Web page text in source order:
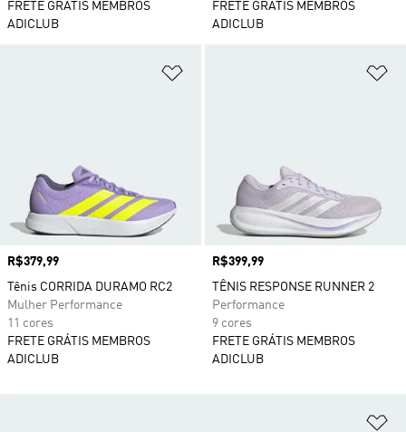
FRETE GRÁTIS MEMBROS
ADICLUB
FRETE GRÁTIS MEMBROS
ADICLUB
Preço
R$379,99
Tênis CORRIDA DURAMO RC2
Mulher Performance
11 cores
FRETE GRÁTIS MEMBROS
ADICLUB
Preço
R$399,99
TÊNIS RESPONSE RUNNER 2
Performance
9 cores
FRETE GRÁTIS MEMBROS
ADICLUB